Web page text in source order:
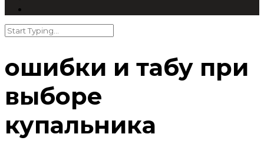
ошибки и табу при
выборе
купальника